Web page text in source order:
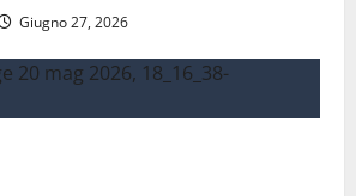
Giugno 27, 2026